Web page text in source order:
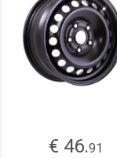
€ 46.91